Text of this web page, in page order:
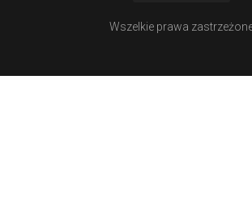
Wszelkie prawa